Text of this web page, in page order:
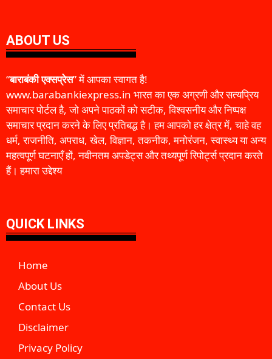
ABOUT US
“बाराबंकी एक्सप्रेस” में आपका स्वागत है!
www.barabankiexpress.in भारत का एक अग्रणी और सत्यप्रिय
समाचार पोर्टल है, जो अपने पाठकों को सटीक, विश्वसनीय और निष्पक्ष
समाचार प्रदान करने के लिए प्रतिबद्ध है। हम आपको हर क्षेत्र में, चाहे वह
धर्म, राजनीति, अपराध, खेल, विज्ञान, तकनीक, मनोरंजन, स्वास्थ्य या अन्य
महत्वपूर्ण घटनाएँ हों, नवीनतम अपडेट्स और तथ्यपूर्ण रिपोर्ट्स प्रदान करते
हैं। हमारा उद्देश्य
QUICK LINKS
Home
About Us
Contact Us
Disclaimer
Privacy Policy